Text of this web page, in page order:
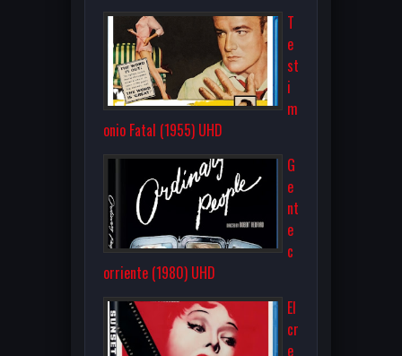
T
e
st
i
m
onio Fatal (1955) UHD
G
e
nt
e
c
orriente (1980) UHD
El
cr
e